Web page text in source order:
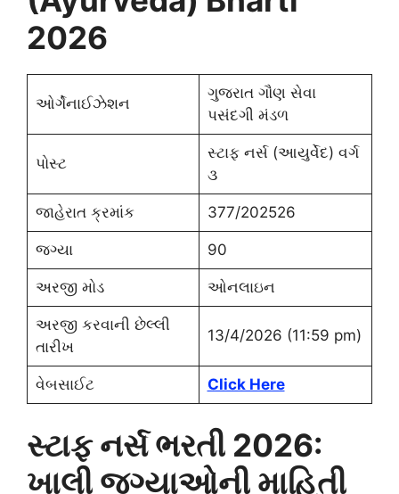
2026
ઓર્ગેનાઈઝેશન
ગુજરાત ગૌણ સેવા
પસંદગી મંડળ
પોસ્ટ
સ્ટાફ નર્સ (આયુર્વેદ) વર્ગ
૩
જાહેરાત ક્રમાંક 377/202526
જગ્યા 90
અરજી મોડ ઓનલાઇન
અરજી કરવાની છેલ્લી
તારીખ
13/4/2026 (11:59 pm)
વેબસાઈટ Click Here
સ્ટાફ નર્સ ભરતી 2026:
ખાલી જગ્યાઓની માહિતી